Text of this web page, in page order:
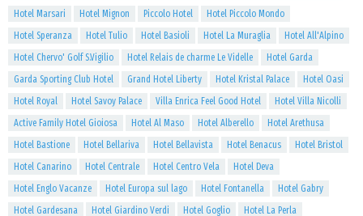
Hotel Marsari
Hotel Mignon Piccolo Hotel
Hotel Piccolo Mondo
Hotel Speranza
Hotel Tulio Hotel Basioli Hotel La Muraglia
Hotel All'Alpino
Hotel Chervo' Golf S.Vigilio
Hotel Relais de charme Le Videlle
Hotel Garda
Garda Sporting Club Hotel
Grand Hotel Liberty Hotel Kristal Palace
Hotel Oasi
Hotel Royal
Hotel Savoy Palace Villa Enrica Feel Good Hotel
Hotel Villa Nicolli
Active Family Hotel Gioiosa
Hotel Al Maso Hotel Alberello
Hotel Arethusa
Hotel Bastione
Hotel Bellariva Hotel Bellavista Hotel Benacus
Hotel Bristol
Hotel Canarino
Hotel Centrale Hotel Centro Vela
Hotel Deva
Hotel Englo Vacanze
Hotel Europa sul lago Hotel Fontanella
Hotel Gabry
Hotel Gardesana
Hotel Giardino Verdi Hotel Goglio
Hotel La Perla